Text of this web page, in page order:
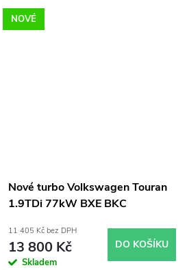
Jetta 103kW 118kW 125kW, Passat
118kW, Polo 132kW, Scirocco 118kW,
NOVÉ
Nové turbo Volkswagen Touran
1.9TDi 77kW BXE BKC
11 405 Kč bez DPH
13 800 Kč
Skladem
DO KOŠÍKU